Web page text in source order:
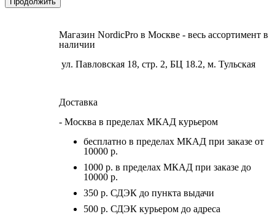
Магазин NordicPro в Москве - весь ассортимент в
наличии
ул. Павловская 18, стр. 2, БЦ 18.2, м. Тульская
Доставка
- Москва в пределах МКАД курьером
бесплатно в пределах МКАД при заказе от
10000 р.
1000 р. в пределах МКАД при заказе до
10000 р.
350 р. СДЭК до пункта выдачи
500 р. СДЭК курьером до адреса